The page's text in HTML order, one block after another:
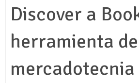
Discover a
herramienta de